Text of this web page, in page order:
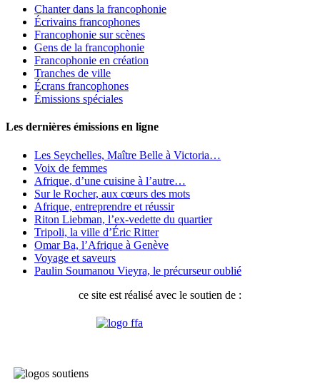
Chanter dans la francophonie
Écrivains francophones
Francophonie sur scènes
Gens de la francophonie
Francophonie en création
Tranches de ville
Écrans francophones
Émissions spéciales
Les dernières émissions en ligne
Les Seychelles, Maître Belle à Victoria…
Voix de femmes
Afrique, d’une cuisine à l’autre…
Sur le Rocher, aux cœurs des mots
Afrique, entreprendre et réussir
Riton Liebman, l’ex-vedette du quartier
Tripoli, la ville d’Éric Ritter
Omar Ba, l’Afrique à Genève
Voyage et saveurs
Paulin Soumanou Vieyra, le précurseur oublié
ce site est réalisé avec le soutien de :